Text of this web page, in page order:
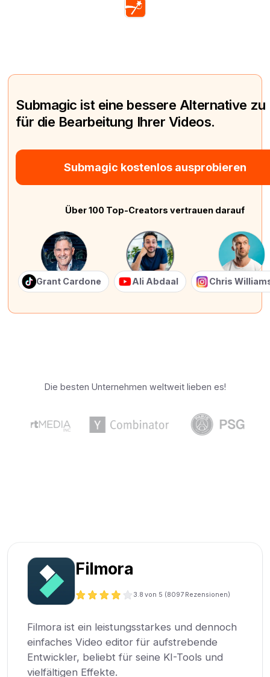
Submagic ist eine bessere Alternative zu
für die Bearbeitung Ihrer Videos.
Submagic kostenlos ausprobieren
Über 100 Top-Creators vertrauen darauf
Grant Cardone Ali Abdaal Chris
Die besten Unternehmen weltweit lieben es!
Filmora
3.8 von 5 (8097 Rezensionen)
Filmora ist ein leistungsstarkes und dennoch
einfaches Video editor für aufstrebende
Entwickler, beliebt für seine KI-Tools und
vielfältigen Effekte.